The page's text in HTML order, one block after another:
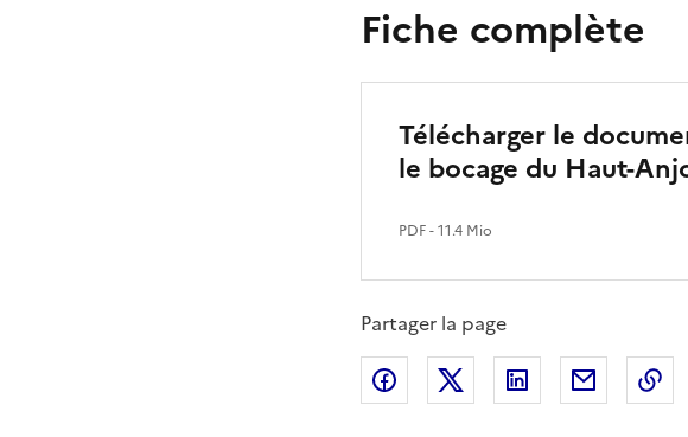
Fiche complète
Télécharger le
le bocage du Haut-
PDF- 11.4 Mio
Partager la page
Partager sur Facebook
Partager sur XPartager sur